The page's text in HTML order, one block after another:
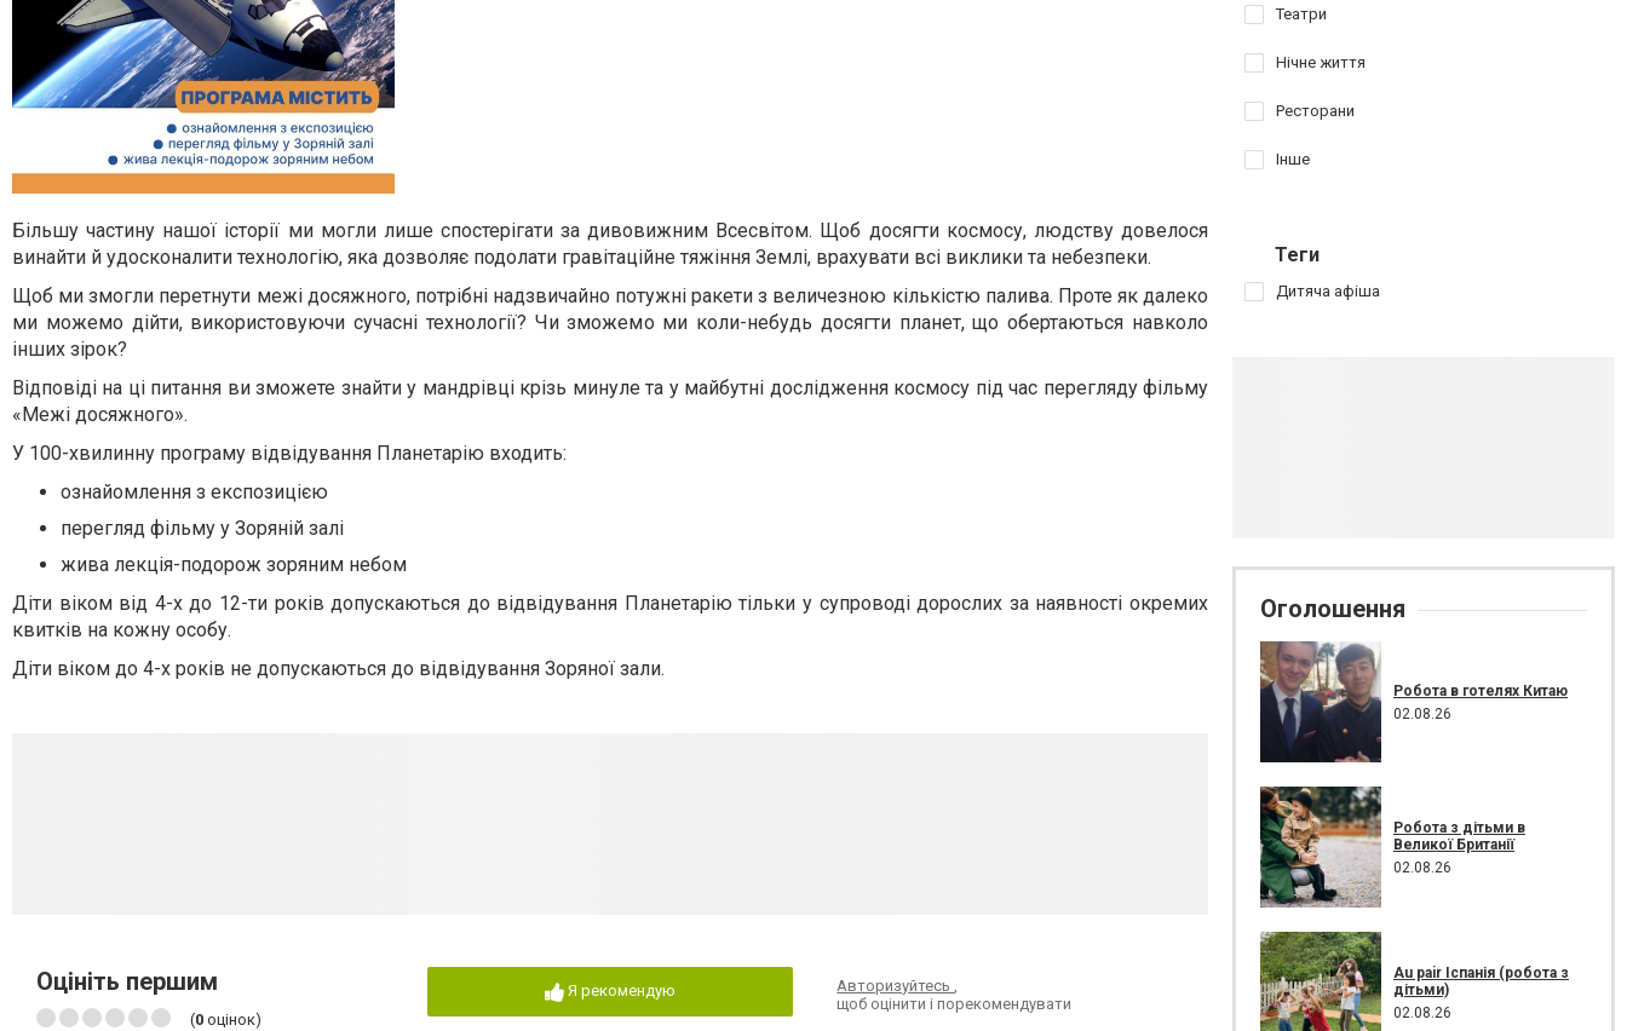
Більшу частину нашої історії ми могли лише спостерігати за дивовижним Всесвітом. Щоб досягти космосу, людству довелося
винайти й удосконалити технологію, яка дозволяє подолати гравітаційне тяжіння Землі, врахувати всі виклики та небезпеки.
Щоб ми змогли перетнути межі досяжного, потрібні надзвичайно потужні ракети з величезною кількістю палива. Проте як далеко
ми можемо дійти, використовуючи сучасні технології? Чи зможемо ми коли-небудь досягти планет, що обертаються навколо
інших зірок?
Відповіді на ці питання ви зможете знайти у мандрівці крізь минуле та у майбутні дослідження космосу під час перегляду фільму
«Межі досяжного».
У 100-хвилинну програму відвідування Планетарію входить:
ознайомлення з експозицією
перегляд фільму у Зоряній залі
жива лекція-подорож зоряним небом
Діти віком від 4-х до 12-ти років допускаються до відвідування Планетарію тільки у супроводі дорослих за наявності окремих
квитків на кожну особу.
Діти віком до 4-х років не допускаються до відвідування Зоряної зали.
Оцініть першим
(0 оцінок)
Я рекомендую Авторизуйтесь,
щоб оцінити і порекомендувати
Театри
Нічне життя
Ресторани
Інше
Теги
Дитяча афіша
Оголошення
Робота в готелях Китаю
02.08.26
Робота з дітьми в
Великої Британії
02.08.26
Au pair Іспанія (робота з
дітьми)
02.08.26